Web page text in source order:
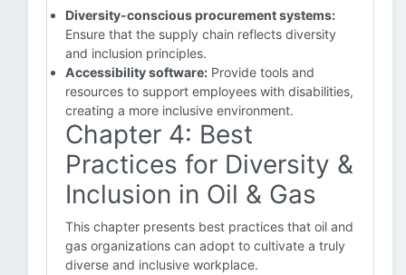
Diversity-conscious procurement systems:
Ensure that the supply chain reflects diversity
and inclusion principles.
Accessibility software: Provide tools and
resources to support employees with disabilities,
creating a more inclusive environment.
Chapter 4: Best
Practices for Diversity &
Inclusion in Oil & Gas
This chapter presents best practices that oil and
gas organizations can adopt to cultivate a truly
diverse and inclusive workplace.